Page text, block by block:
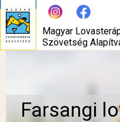
Magyar
Szövetség
Farsangi